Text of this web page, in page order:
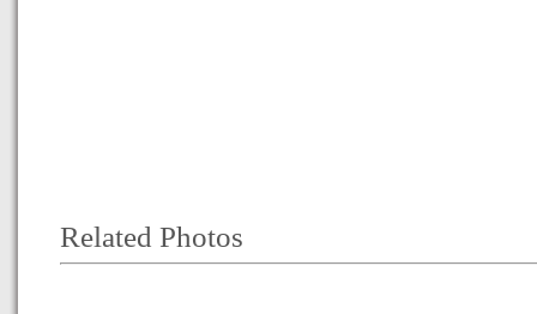
Related Photos